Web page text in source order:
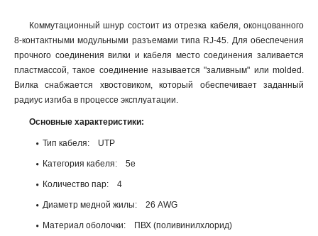
Коммутационный шнур состоит из отрезка кабеля, оконцованного
8-контактными модульными разъемами типа RJ-45. Для обеспечения
прочного соединения вилки и кабеля место соединения заливается
пластмассой, такое соединение называется "заливным" или molded.
Вилка снабжается хвостовиком, который обеспечивает заданный
радиус изгиба в процессе эксплуатации.
Основные характеристики:
Тип кабеля: UTP
Категория кабеля: 5e
Количество пар: 4
Диаметр медной жилы: 26 AWG
Материал оболочки: ПВХ (поливинилхлорид)